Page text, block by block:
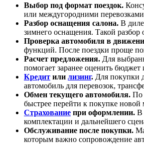
Выбор под формат поездок.
или междугородними
Разбор оснащения салона. В
зимнего оснащения. Такой разбор
Проверка автомобиля в
функций. После поездки проще
Расчет предложения. Для
помогает заранее оценить
Кредит или лизинг. Для покупки
автомобиль для перевозок,
Обмен текущего автомобиля. По
быстрее перейти к покупке
Страхование при оформлении. В
комплектации и дальнейшего
Обслуживание после покупки.
которым важно сопровождение